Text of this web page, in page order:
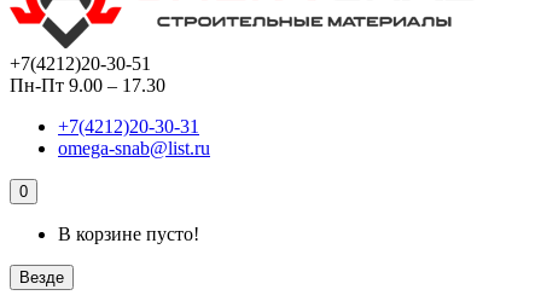
+7(4212)20-30-51
Пн-Пт 9.00 – 17.30
+7(4212)20-30-31
omega-snab@list.ru
0
В корзине пусто!
Везде